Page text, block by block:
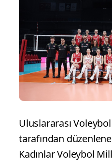
Uluslararası
tarafından
Kadınlar Voleybol